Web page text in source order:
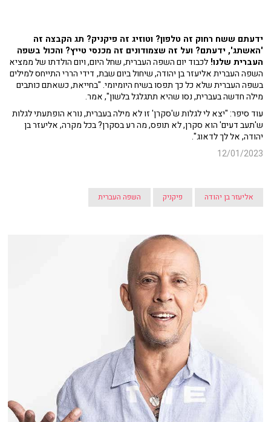
ידעתם ששח רחוק זה טלפון? וטוזיג זה פיקניק? תג הקבצה זה
'האשתג', ידעתם? ועל זה שצמודונים זה מכנסי טייץ? והכול בשפה
העברית שלנו!לכבוד יום השפה העברית, שחל היום, ויום הולדתו של ממציא
השפה העברית אליעזר בן יהודה, שיחול ביום שבת, דידי הררי התייחס למילים
בשפה העברית שלא כל כך תפסו בשיח היומיומי. "בחייאת, כשאתם כותבים
מילה חדשה בעברית, נסו שהיא תתגלגל בלשון", אמר.
עוד סיפר: "יצא לי לגלות ש'סקרן' זו לא מילה בעברית, נורא הופתעתי לגלות
ש'תעב דעים' הוא סקרן, לא תופס, מה רע בסקרן? בכל מקרה, אליעזר בן
יהודה, אל לך לדאוג".
12/01/2023
אליעזר בן יהודה פיקניק השפה העברית